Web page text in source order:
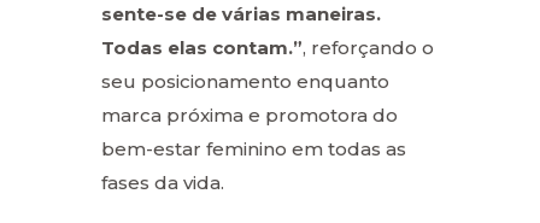
sente-se de várias maneiras.
Todas elas contam.”, reforçando o
seu posicionamento enquanto
marca próxima e promotora do
bem-estar feminino em todas as
fases da vida.